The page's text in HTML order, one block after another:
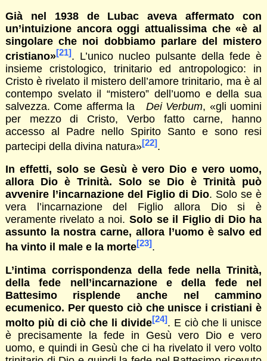
Già nel 1938 de Lubac aveva affermato con
un’intuizione ancora oggi attualissima che «è al
singolare che noi dobbiamo parlare del mistero
cristiano»[21]. L’unico nucleo pulsante della fede è
insieme cristologico, trinitario ed antropologico: in
Cristo è rivelato il mistero dell’amore trinitario, ma è al
contempo svelato il “mistero” dell’uomo e della sua
salvezza. Come afferma laDei Verbum, «gli uomini
per mezzo di Cristo, Verbo fatto carne, hanno
accesso al Padre nello Spirito Santo e sono resi
partecipi della divina natura»[22].
In effetti, solo se Gesù è vero Dio e vero uomo,
allora Dio è Trinità. Solo se Dio è Trinità può
avvenire l’incarnazione del Figlio di Dio. Solo se è
vera l’incarnazione del Figlio allora Dio si è
veramente rivelato a noi. Solo se il Figlio di Dio ha
assunto la nostra carne, allora l’uomo è salvo ed
ha vinto il male e la morte[23].
L’intima corrispondenza della fede nella Trinità,
della fede nell’incarnazione e della fede nel
Battesimo risplende anche nel cammino
ecumenico. Per questo ciò che unisce i cristiani è
molto più di ciò che li divide[24]. E ciò che li unisce
è precisamente la fede in Gesù vero Dio e vero
uomo, e quindi in Gesù che ci ha rivelato il vero volto